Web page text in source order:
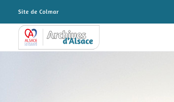
Archives Alsace - Colmar